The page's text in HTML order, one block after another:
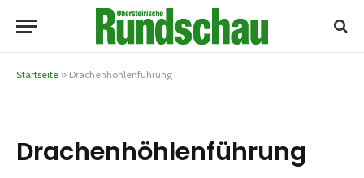
Startseite » Drachenhöhlenführung
Drachenhöhlenführung